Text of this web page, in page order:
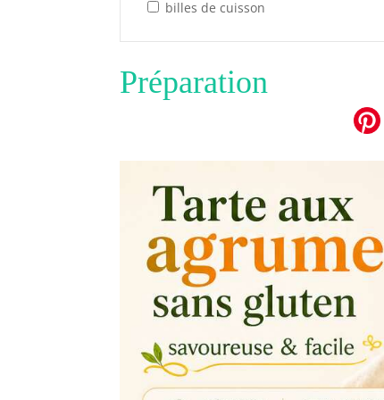
billes de cuisson
Préparation